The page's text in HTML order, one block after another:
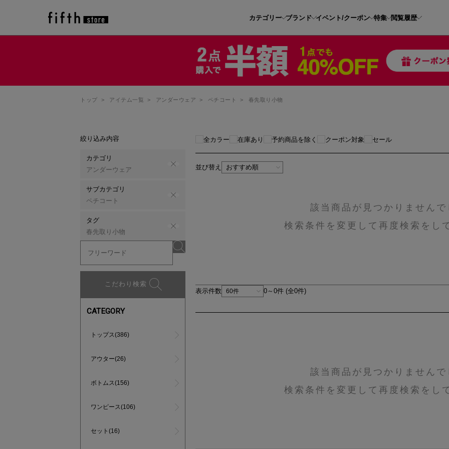
カテゴリー ブランド イベント/クーポン 特集 閲覧履歴
トップ > アイテム一覧 > アンダーウェア > ペチコート > 春先取り小物
絞り込み内容
カテゴリ
アンダーウェア
サブカテゴリ
ペチコート
タグ
春先取り小物
こだわり検索
CATEGORY
トップス(386)
アウター(26)
ボトムス(156)
ワンピース(106)
セット(16)
全カラー 在庫あり 予約商品を除く クーポン対象 セール
並び替え
該当商品が見つかりませんで
検索条件を変更して再度検索をし
表示件数 0～0件 (全0件)
該当商品が見つかりませんで
検索条件を変更して再度検索をし